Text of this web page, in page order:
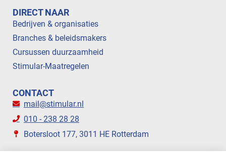
DIRECT NAAR
Bedrijven & organisaties
Branches & beleidsmakers
Cursussen duurzaamheid
Stimular-Maatregelen
CONTACT
mail@stimular.nl
010 - 238 28 28
Botersloot 177, 3011 HE Rotterdam